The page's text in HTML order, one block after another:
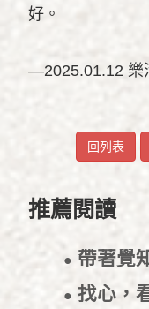
好。
—2025.01.12 樂
回列表
推薦閱讀
● 帶著覺
● 找心，